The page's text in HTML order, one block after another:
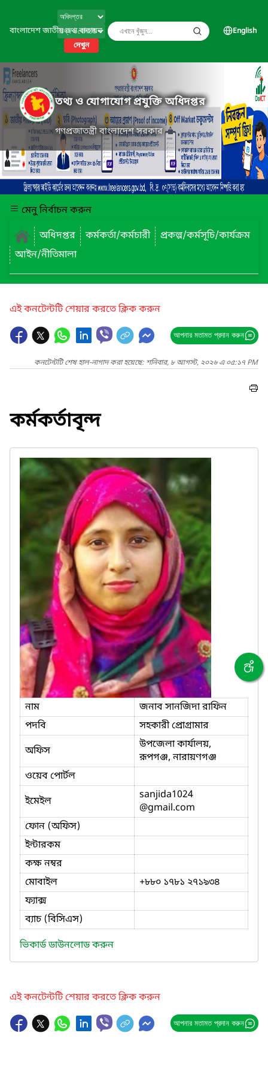
বাংলাদেশ জাতীয় তথ্য বাতায়ন
দেখুন
English
তথ্য ও যোগাযোগ প্রযুক্তি অধিদপ্তর
গণপ্রজাতন্ত্রী বাংলাদেশ সরকার
মেনু নির্বাচন করুন
অধিদপ্তর
কর্মকর্তা/কর্মচারী
প্রকল্প/কর্মসূচি/কার্যক্রম
আইন/নীতিমালা
এই কনটেন্টটি শেয়ার করতে ক্লিক করুন
আপনার মতামত প্রদান করুন
কনটেন্টটি শেষ হাল-নাগাদ করা হয়েছে: শনিবার, ৮ আগস্ট, ২০২৬ এ ০৫:১৭ PM
কর্মকর্তাবৃন্দ
নাম
জনাব সানজিদা রাফিন
পদবি
সহকারী প্রোগ্রামার
অফিস
উপজেলা কার্যালয়,
রূপগঞ্জ, নারায়ণগঞ্জ
ওয়েব পোর্টল
ইমেইল
sanjida1024
@gmail.com
ফোন (অফিস)
ইন্টারকম
কক্ষ নম্বর
মোবাইল
+৮৮০ ১৭৮১ ২৭১৯৩৪
ফ্যাক্স
ব্যাচ (বিসিএস)
ভিকার্ড ডাউনলোড করুন
এই কনটেন্টটি শেয়ার করতে ক্লিক করুন
আপনার মতামত প্রদান করুন